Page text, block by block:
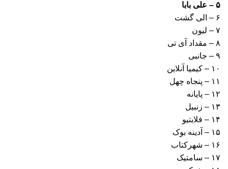
۵ – علی بابا
۶ – الی گشت
۷ – لیون
۸ – مقداد آی تی
۹ – جانبی
۱۰ – کیمیا آنلاین
۱۱ – پنجاه چهل
۱۲ – پایانه
۱۳ – زنبیل
۱۴ – فلایتیو
۱۵ – آدینه بوک
۱۶ – شهرکتاب
۱۷ – سامتیک